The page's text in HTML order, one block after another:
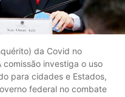
da Covid no
comissão investiga o uso
para cidades e Estados,
federal no combate